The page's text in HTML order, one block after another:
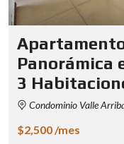
Panorámica
3
Condominio Valle
$2,500 /mes